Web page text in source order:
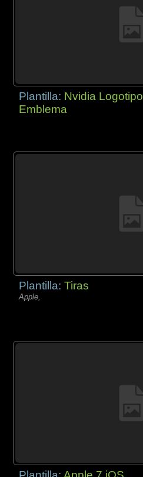
Plantilla: Nvidia Logotipo
Emblema
Plantilla:Tiras
Apple,